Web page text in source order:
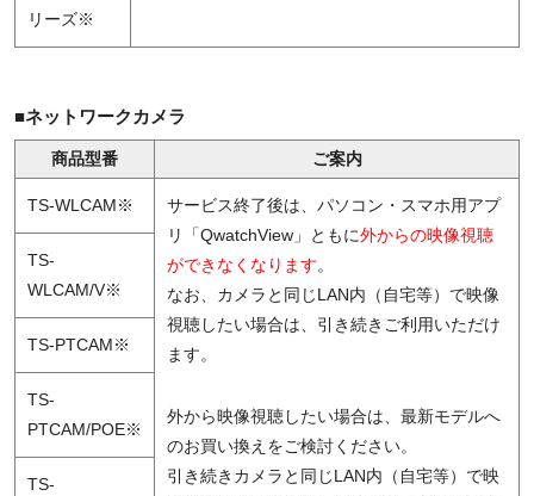
リーズ※
■ネットワークカメラ
商品型番 ご案内
TS-WLCAM※
サービス終了後は、パソコン・スマホ用アプ
リ「QwatchView」ともに外からの映像視聴
ができなくなります。
なお、カメラと同じLAN内（自宅等）で映像
視聴したい場合は、引き続きご利用いただけ
ます。
外から映像視聴したい場合は、最新モデルへ
のお買い換えをご検討ください。
引き続きカメラと同じLAN内（自宅等）で映
TS-
WLCAM/V※
TS-PTCAM※
TS-
PTCAM/POE※
TS-